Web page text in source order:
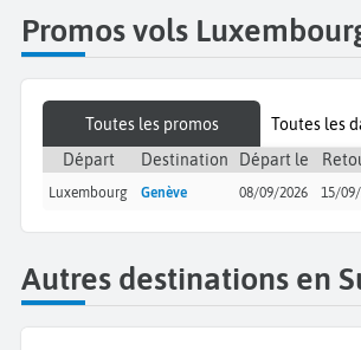
Promos vols
Toutes les promos
Départ
Destination Départ le
Luxembourg Genève 08/09/2026 15/
Autres destinations en